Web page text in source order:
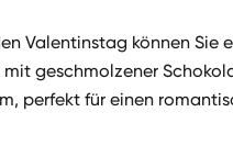
Valentinstag können
geschmolzener
perfekt für einen